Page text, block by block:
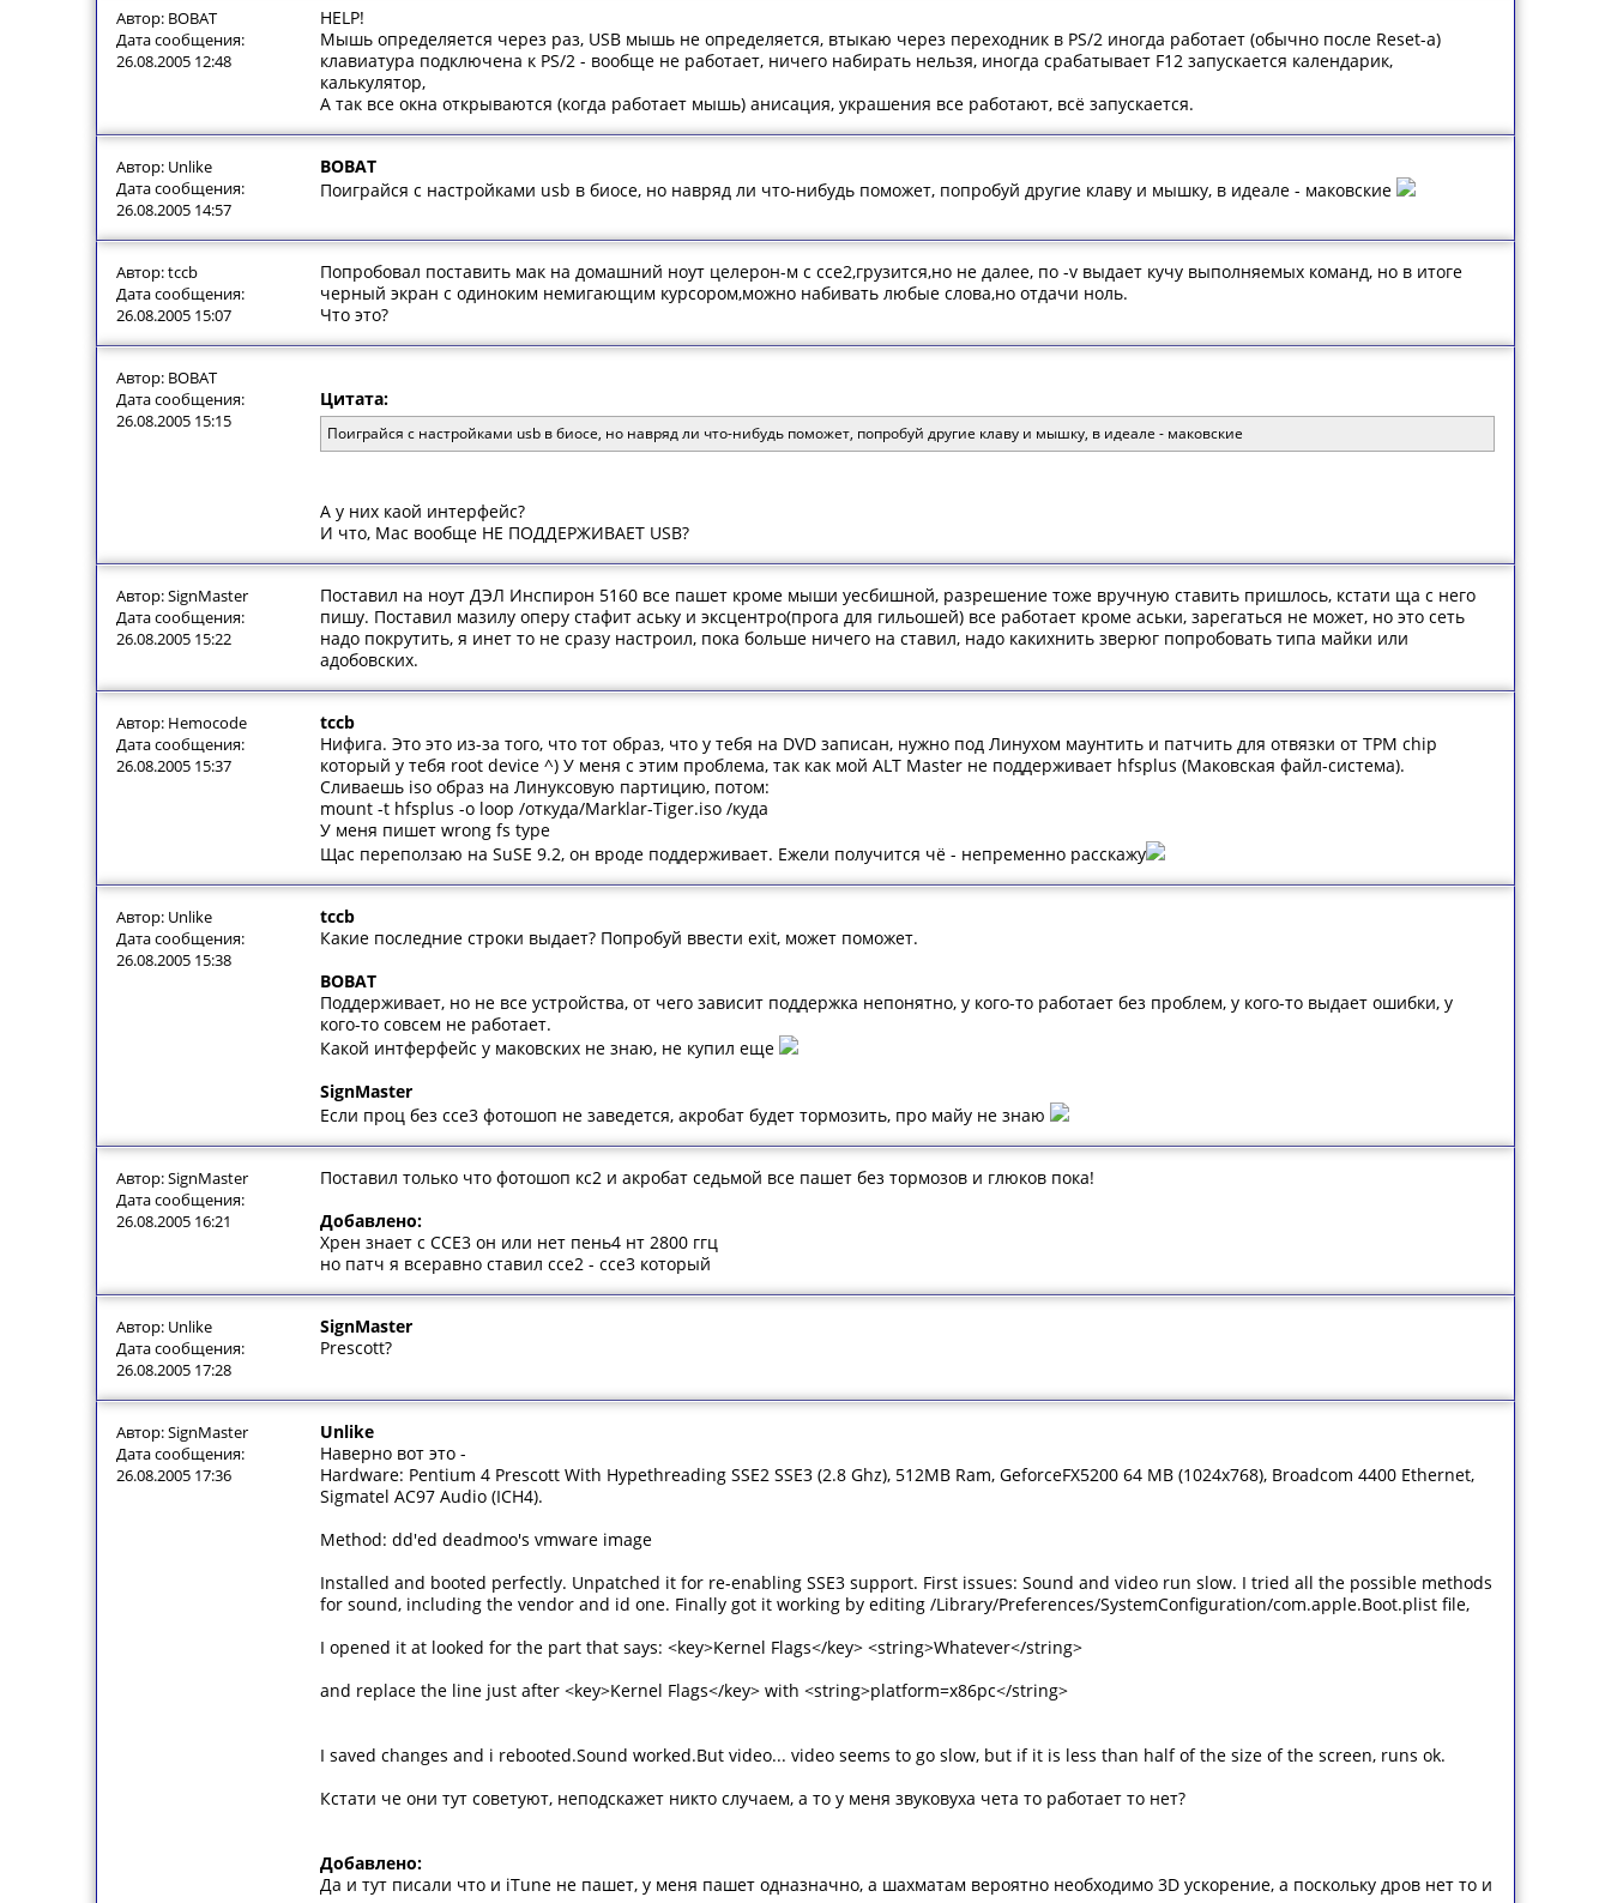
Автор: BOBAT
Дата сообщения:
26.08.2005 12:48
HELP!
Мышь определяется через раз, USB мышь не определяется, втыкаю через переходник в PS/2 иногда работает (обычно после Reset-а)
клавиатура подключена к PS/2 - вообще не работает, ничего набирать нельзя, иногда срабатывает F12 запускается календарик,
калькулятор,
А так все окна открываются (когда работает мышь) анисация, украшения все работают, всё запускается.
Автор: Unlike
Дата сообщения:
26.08.2005 14:57
BOBAT
Поиграйся с настройками usb в биосе, но навряд ли что-нибудь поможет, попробуй другие клаву и мышку, в идеале - маковские
Автор: tccb
Дата сообщения:
26.08.2005 15:07
Попробовал поставить мак на домашний ноут целерон-м с ссе2,грузится,но не далее, по -v выдает кучу выполняемых команд, но в итоге
черный экран с одиноким немигающим курсором,можно набивать любые слова,но отдачи ноль.
Что это?
Автор: BOBAT
Дата сообщения:
26.08.2005 15:15
Цитата:
Поиграйся с настройками usb в биосе, но навряд ли что-нибудь поможет, попробуй другие клаву и мышку, в идеале - маковские
А у них каой интерфейс?
И что, Мас вообще НЕ ПОДДЕРЖИВАЕТ USB?
Автор: SignMaster
Дата сообщения:
26.08.2005 15:22
Поставил на ноут ДЭЛ Инспирон 5160 все пашет кроме мыши уесбишной, разрешение тоже вручную ставить пришлось, кстати ща с него
пишу. Поставил мазилу оперу стафит аську и эксцентро(прога для гильошей) все работает кроме аськи, зарегаться не может, но это сеть
надо покрутить, я инет то не сразу настроил, пока больше ничего на ставил, надо какихнить зверюг попробовать типа майки или
адобовских.
Автор: Hemocode
Дата сообщения:
26.08.2005 15:37
tccb
Нифига. Это это из-за того, что тот образ, что у тебя на DVD записан, нужно под Линухом маунтить и патчить для отвязки от TPM chip
который у тебя root device ^) У меня с этим проблема, так как мой ALT Master не поддерживает hfsplus (Маковская файл-система).
Сливаешь iso образ на Линуксовую партицию, потом:
mount -t hfsplus -o loop /откуда/Marklar-Tiger.iso /куда
У меня пишет wrong fs type
Щас переползаю на SuSE 9.2, он вроде поддерживает. Ежели получится чё - непременно расскажу
Автор: Unlike
Дата сообщения:
26.08.2005 15:38
tccb
Какие последние строки выдает? Попробуй ввести exit, может поможет.
BOBAT
Поддерживает, но не все устройства, от чего зависит поддержка непонятно, у кого-то работает без проблем, у кого-то выдает ошибки, у
кого-то совсем не работает.
Какой интферфейс у маковских не знаю, не купил еще
SignMaster
Если проц без ссе3 фотошоп не заведется, акробат будет тормозить, про майу не знаю
Автор: SignMaster
Дата сообщения:
26.08.2005 16:21
Поставил только что фотошоп кс2 и акробат седьмой все пашет без тормозов и глюков пока!
Добавлено:
Хрен знает с ССЕ3 он или нет пень4 нт 2800 ггц
но патч я всеравно ставил ссе2 - ссе3 который
Автор: Unlike
Дата сообщения:
26.08.2005 17:28
SignMaster
Prescott?
Автор: SignMaster
Дата сообщения:
26.08.2005 17:36
Unlike
Наверно вот это -
Hardware: Pentium 4 Prescott With Hypethreading SSE2 SSE3 (2.8 Ghz), 512MB Ram, GeforceFX5200 64 MB (1024x768), Broadcom 4400 Ethernet,
Sigmatel AC97 Audio (ICH4).
Method: dd'ed deadmoo's vmware image
Installed and booted perfectly. Unpatched it for re-enabling SSE3 support. First issues: Sound and video run slow. I tried all the possible methods
for sound, including the vendor and id one. Finally got it working by editing /Library/Preferences/SystemConfiguration/com.apple.Boot.plist file,
I opened it at looked for the part that says: <key>Kernel Flags</key> <string>Whatever</string>
and replace the line just after <key>Kernel Flags</key> with <string>platform=x86pc</string>
I saved changes and i rebooted.Sound worked.But video... video seems to go slow, but if it is less than half of the size of the screen, runs ok.
Кстати че они тут советуют, неподскажет никто случаем, а то у меня звуковуха чета то работает то нет?
Добавлено:
Да и тут писали что и iTune не пашет, у меня пашет одназначно, а шахматам вероятно необходимо 3D ускорение, а поскольку дров нет то и